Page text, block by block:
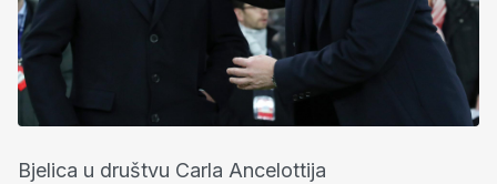
Bjelica u društvu Carla Ancelottija